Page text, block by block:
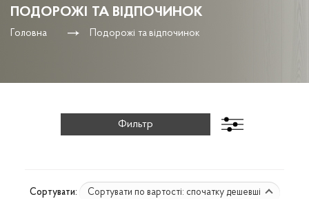
Головна Подорожі та відпочинок
ПОДОРОЖІ ТА ВІДПОЧИНОК
Сортувати: Сортувати по вартості: спочатку дешевші